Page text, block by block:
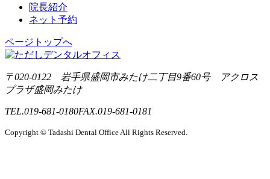
院長紹介
ネット予約
ページトップへ
〒020-0122 岩手県盛岡市みたけ二丁目9番60号
アクロス
プラザ盛岡みたけ
TEL.019-681-0180FAX.019-681-0181
Copyright © Tadashi Dental Office All Rights Reserved.